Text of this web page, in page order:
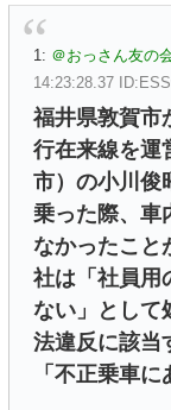
1: ＠おっさん友の
14:23:28.37
福井県敦賀市
行在来線を運
市）の小川俊
乗った際、車
なかったこと
社は「社員用
ない」として
法違反に該当
「不正乗車